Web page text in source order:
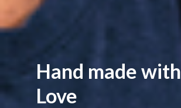
Hand made with
Love